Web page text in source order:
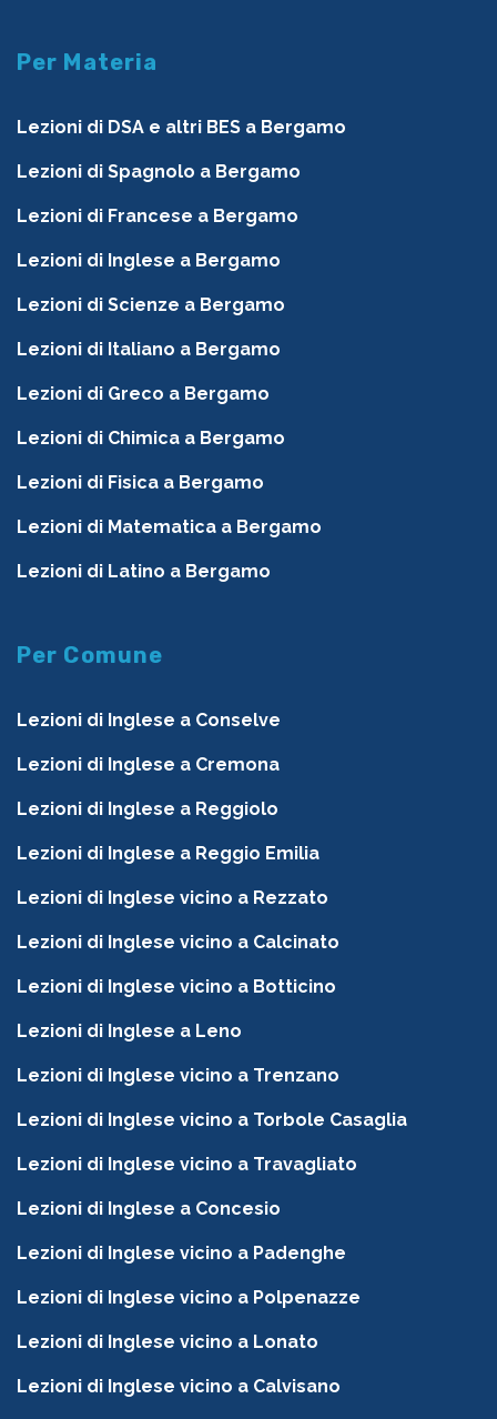
Per Materia
Lezioni di DSA e altri BES a Bergamo
Lezioni di Spagnolo a Bergamo
Lezioni di Francese a Bergamo
Lezioni di Inglese a Bergamo
Lezioni di Scienze a Bergamo
Lezioni di Italiano a Bergamo
Lezioni di Greco a Bergamo
Lezioni di Chimica a Bergamo
Lezioni di Fisica a Bergamo
Lezioni di Matematica a Bergamo
Lezioni di Latino a Bergamo
Per Comune
Lezioni di Inglese a Conselve
Lezioni di Inglese a Cremona
Lezioni di Inglese a Reggiolo
Lezioni di Inglese a Reggio Emilia
Lezioni di Inglese vicino a Rezzato
Lezioni di Inglese vicino a Calcinato
Lezioni di Inglese vicino a Botticino
Lezioni di Inglese a Leno
Lezioni di Inglese vicino a Trenzano
Lezioni di Inglese vicino a Torbole Casaglia
Lezioni di Inglese vicino a Travagliato
Lezioni di Inglese a Concesio
Lezioni di Inglese vicino a Padenghe
Lezioni di Inglese vicino a Polpenazze
Lezioni di Inglese vicino a Lonato
Lezioni di Inglese vicino a Calvisano